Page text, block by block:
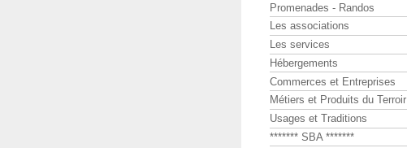
Promenades - Randos
Les associations
Les services
Hébergements
Commerces et Entreprises
Métiers et Produits du Terroir
Usages et Traditions
******* SBA *******